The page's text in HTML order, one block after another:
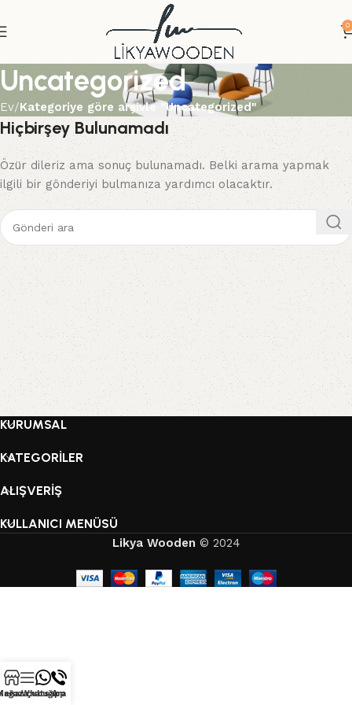
0
Uncategorized
Ev Kategoriye göre arşivle "Uncategorized"
Hiçbirşey Bulunamadı
Özür dileriz ama sonuç bulunamadı. Belki arama yapmak
ilgili bir gönderiyi bulmanıza yardımcı olacaktır.
KURUMSAL
KATEGORİLER
ALIŞVERİŞ
KULLANICI MENÜSÜ
Likya Wooden © 2024
çubuğu
Whatsapp
Ara